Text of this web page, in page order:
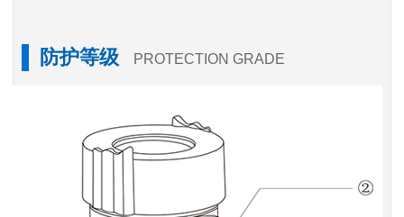
防护等级 PROTECTION GRADE